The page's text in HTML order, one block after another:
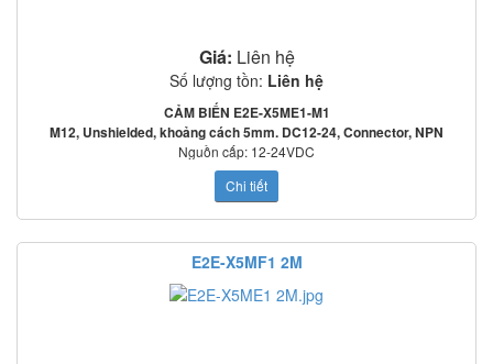
Giá: Liên hệ
Số lượng tồn: Liên hệ
CẢM BIẾN E2E-X5ME1-M1
M12, Unshielded, khoảng cách 5mm. DC12-24, Connector, NPN
Nguồn cấp: 12-24VDC
Tần số đáp ứng: 2000Hz
Mạch bảo vệ: Ngược cực cấp nguồn, quá áp tức thời, ngắn mạch ngõ ra
Nhiệt độ làm việc: -25
Tiêu chuẩn: IEC60529: IP67
HƯỚNG DẪN ĐẤU DÂY CẢM BIẾN TIỆM CẬN E2E-X5ME1 2M:
Chi tiết
E2E-X5MF1 2M